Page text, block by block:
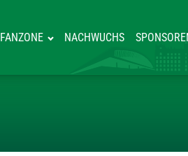
FANZONE NACHWUCHS